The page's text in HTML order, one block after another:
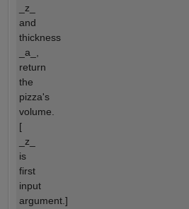
_z_
and
thickness
_a_,
return
the
pizza's
volume.
[
_z_
is
first
input
argument.]